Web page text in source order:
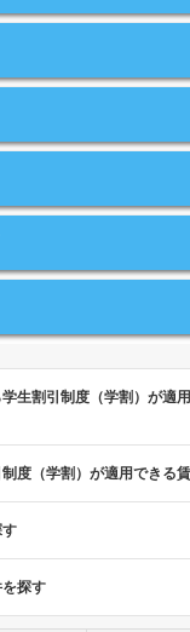
生割引制度（学割）が適
度（学割）が適用できる
探す